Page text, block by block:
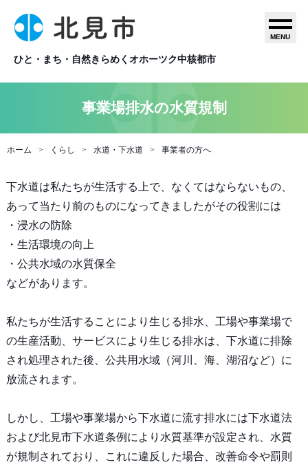
ひと・まち・自然きらめくオホーツク中核都市
MENU
事業場排水の水質規制
ホーム くらし 水道・下水道 事業者の方へ
下水道は私たちが生活する上で、なくてはならないもの、
あって当たり前のものになってきましたがその役割には
・浸水の防除
・生活環境の向上
・公共水域の水質保全
などがあります。
私たちが生活することにより生じる排水、工場や事業場で
の生産活動、サービスにより生じる排水は、下水道に排除
され処理された後、公共用水域（河川、海、湖沼など）に
放流されます。
しかし、工場や事業場から下水道に流す排水には下水道法
および北見市下水道条例により水質基準が設定され、水質
が規制されており、これに違反した場合、改善命令や罰則